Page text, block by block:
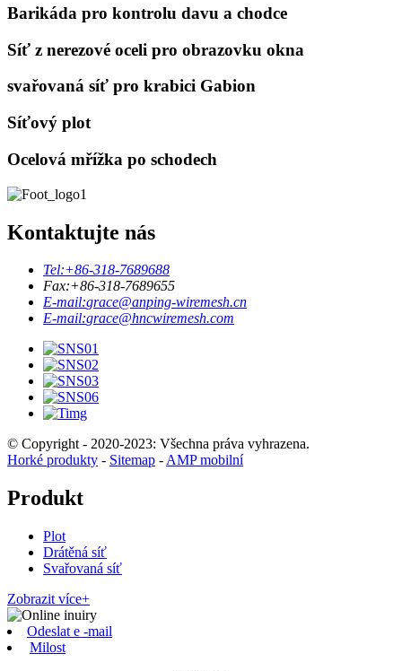
Barikáda pro kontrolu davu a chodce
Síť z nerezové oceli pro obrazovku okna
svařovaná síť pro krabici Gabion
Síťový plot
Ocelová mřížka po schodech
Kontaktujte nás
Tel:+86-318-7689688
Fax:+86-318-7689655
E-mail:grace@anping-wiremesh.cn
E-mail:grace@hncwiremesh.com
© Copyright - 2020-2023: Všechna práva vyhrazena.
Horké produkty - Sitemap -AMP mobilní
Produkt
Plot
Drátěná síť
Svařovaná síť
Zobrazit více+
Odeslat e -mail
Milost